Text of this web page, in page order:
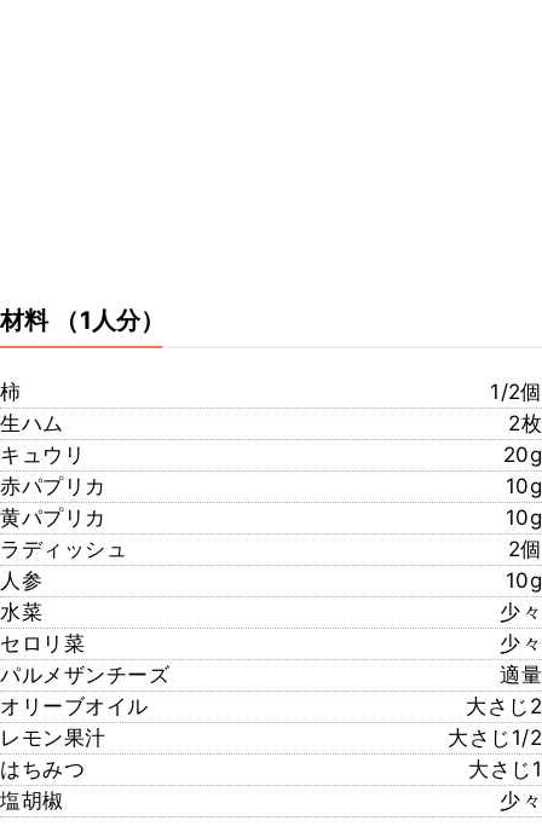
材料 （1人分）
柿
1/2個
生ハム
2枚
キュウリ
20g
赤パプリカ
10g
黄パプリカ
10g
ラディッシュ
2個
人参
10g
水菜
少々
セロリ菜
少々
パルメザンチーズ
適量
オリーブオイル
大さじ2
レモン果汁
大さじ1/2
はちみつ
大さじ1
塩胡椒
少々